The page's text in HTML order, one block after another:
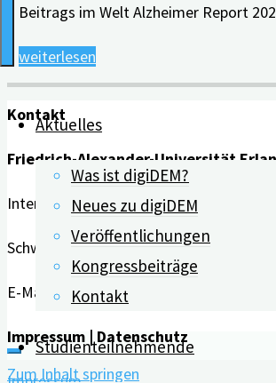
Aktuelles
Was ist digiDEM?
Neues zu digiDEM
Veröffentlichungen
Kongressbeiträge
Kontakt
Studienteilnehmende
Beitrags im Welt Alzheimer Report
weiterlesen
ohne
Kontakt
Friedrich-Alexander-Universität
Interdisziplinäres Zentrum für HTA und
Schwabachanlage 6 | 91054 Erlangen
E-Mail:info@digidem-bayern.de
Impressum | Datenschutz
Zum Inhalt springen